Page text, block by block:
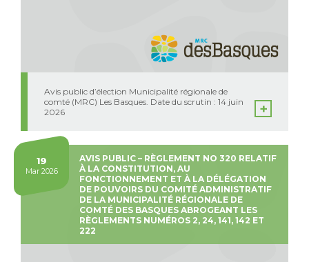
Avis public d’élection Municipalité régionale de
comté (MRC) Les Basques. Date du scrutin : 14 juin
2026
AVIS PUBLIC – RÈGLEMENT NO 320 RELATIF
À LA CONSTITUTION, AU
FONCTIONNEMENT ET À LA DÉLÉGATION
DE POUVOIRS DU COMITÉ ADMINISTRATIF
DE LA MUNICIPALITÉ RÉGIONALE DE
COMTÉ DES BASQUES ABROGEANT LES
RÈGLEMENTS NUMÉROS 2, 24, 141, 142 ET
222
19
Mar 2026